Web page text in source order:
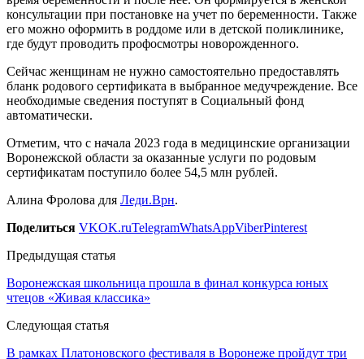
консультации при постановке на учет по беременности. Также
его можно оформить в роддоме или в детской поликлинике,
где будут проводить профосмотры новорожденного.
Сейчас женщинам не нужно самостоятельно предоставлять
бланк родового сертификата в выбранное медучреждение. Все
необходимые сведения поступят в Социальный фонд
автоматически.
Отметим, что с начала 2023 года в медицинские организации
Воронежской области за оказанные услуги по родовым
сертификатам поступило более 54,5 млн рублей.
Алина Фролова для Леди.Врн.
Поделиться VKOK.ruTelegramWhatsAppViberPinterest
Предыдущая статья
Воронежская школьница прошла в финал конкурса юных
чтецов «Живая классика»
Следующая статья
В рамках Платоновского фестиваля в Воронеже пройдут три